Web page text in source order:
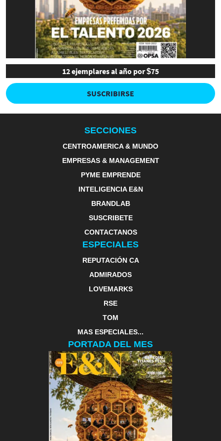
12 ejemplares al año por $75
SUSCRIBIRSE
SECCIONES
CENTROAMERICA & MUNDO
EMPRESAS & MANAGEMENT
PYME EMPRENDE
INTELIGENCIA E&N
BRANDLAB
SUSCRIBETE
CONTACTANOS
ESPECIALES
REPUTACIÓN CA
ADMIRADOS
LOVEMARKS
RSE
TOM
MAS ESPECIALES...
PORTADA DEL MES